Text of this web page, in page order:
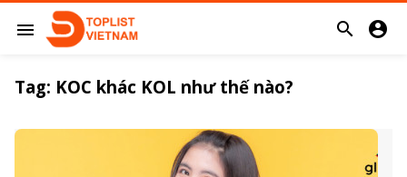
menu  
Tag: KOC khác KOL như thế nào?